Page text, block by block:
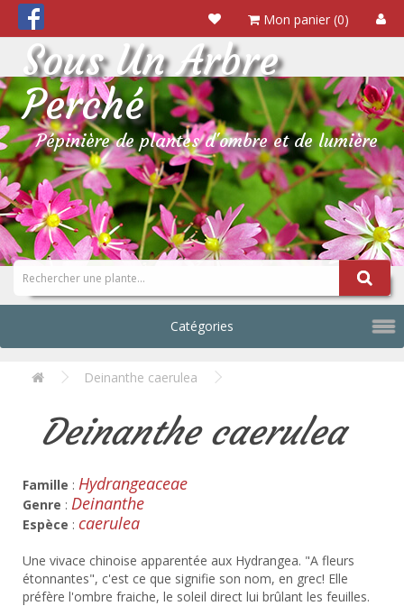
Mon panier (0)
Sous Un Arbre
Perché
Pépinière de plantes d'ombre et de lumière
Catégories
Deinanthe caerulea
Deinanthe caerulea
Famille : Hydrangeaceae
Genre : Deinanthe
Espèce : caerulea
Une vivace chinoise apparentée aux Hydrangea. "A fleurs
étonnantes", c'est ce que signifie son nom, en grec! Elle
préfère l'ombre fraiche, le soleil direct lui brûlant les feuilles.